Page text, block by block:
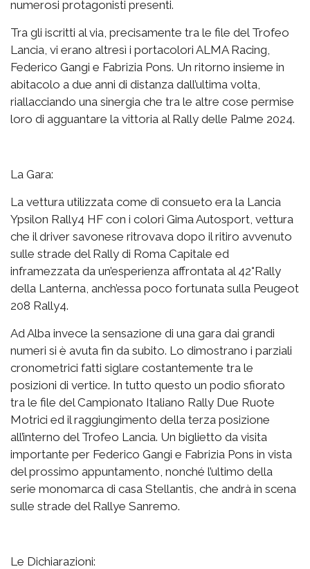
numerosi protagonisti presenti.
Tra gli iscritti al via, precisamente tra le file del Trofeo
Lancia, vi erano altresì i portacolori ALMA Racing,
Federico Gangi e Fabrizia Pons. Un ritorno insieme in
abitacolo a due anni di distanza dall’ultima volta,
riallacciando una sinergia che tra le altre cose permise
loro di agguantare la vittoria al Rally delle Palme 2024.
La Gara:
La vettura utilizzata come di consueto era la Lancia
Ypsilon Rally4 HF con i colori Gima Autosport, vettura
che il driver savonese ritrovava dopo il ritiro avvenuto
sulle strade del Rally di Roma Capitale ed
inframezzata da un’esperienza affrontata al 42°Rally
della Lanterna, anch’essa poco fortunata sulla Peugeot
208 Rally4.
Ad Alba invece la sensazione di una gara dai grandi
numeri si è avuta fin da subito. Lo dimostrano i parziali
cronometrici fatti siglare costantemente tra le
posizioni di vertice. In tutto questo un podio sfiorato
tra le file del Campionato Italiano Rally Due Ruote
Motrici ed il raggiungimento della terza posizione
all’interno del Trofeo Lancia. Un biglietto da visita
importante per Federico Gangi e Fabrizia Pons in vista
del prossimo appuntamento, nonché l’ultimo della
serie monomarca di casa Stellantis, che andrà in scena
sulle strade del Rallye Sanremo.
Le Dichiarazioni: